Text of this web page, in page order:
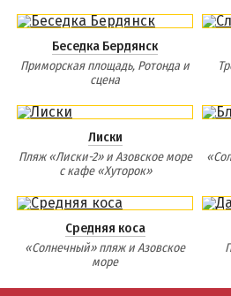
Беседка Бердянск
Приморская площадь, Ротонда и
сцена
Лиски
Пляж «Лиски-2» и Азовское море
с кафе «Хуторок»
Средняя коса
«Солнечный» пляж и Азовское
море